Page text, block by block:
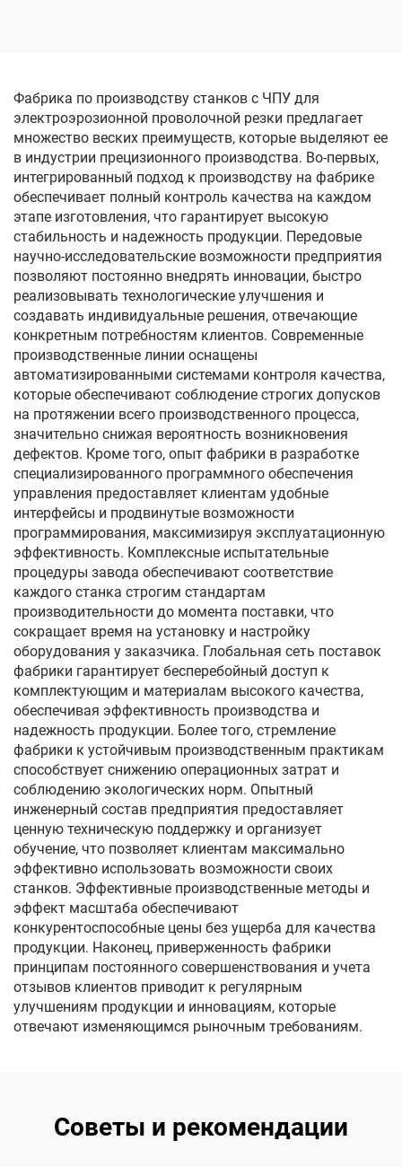
Фабрика по производству станков с ЧПУ для
электроэрозионной проволочной резки предлагает
множество веских преимуществ, которые выделяют ее
в индустрии прецизионного производства. Во-первых,
интегрированный подход к производству на фабрике
обеспечивает полный контроль качества на каждом
этапе изготовления, что гарантирует высокую
стабильность и надежность продукции. Передовые
научно-исследовательские возможности предприятия
позволяют постоянно внедрять инновации, быстро
реализовывать технологические улучшения и
создавать индивидуальные решения, отвечающие
конкретным потребностям клиентов. Современные
производственные линии оснащены
автоматизированными системами контроля качества,
которые обеспечивают соблюдение строгих допусков
на протяжении всего производственного процесса,
значительно снижая вероятность возникновения
дефектов. Кроме того, опыт фабрики в разработке
специализированного программного обеспечения
управления предоставляет клиентам удобные
интерфейсы и продвинутые возможности
программирования, максимизируя эксплуатационную
эффективность. Комплексные испытательные
процедуры завода обеспечивают соответствие
каждого станка строгим стандартам
производительности до момента поставки, что
сокращает время на установку и настройку
оборудования у заказчика. Глобальная сеть поставок
фабрики гарантирует бесперебойный доступ к
комплектующим и материалам высокого качества,
обеспечивая эффективность производства и
надежность продукции. Более того, стремление
фабрики к устойчивым производственным практикам
способствует снижению операционных затрат и
соблюдению экологических норм. Опытный
инженерный состав предприятия предоставляет
ценную техническую поддержку и организует
обучение, что позволяет клиентам максимально
эффективно использовать возможности своих
станков. Эффективные производственные методы и
эффект масштаба обеспечивают
конкурентоспособные цены без ущерба для качества
продукции. Наконец, приверженность фабрики
принципам постоянного совершенствования и учета
отзывов клиентов приводит к регулярным
улучшениям продукции и инновациям, которые
отвечают изменяющимся рыночным требованиям.
Советы и рекомендации